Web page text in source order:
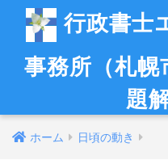
行政書士
事務所（札
題
ホーム 日頃の動き